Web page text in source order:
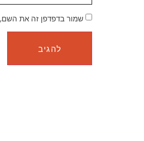
שמור בדפדפן זה את